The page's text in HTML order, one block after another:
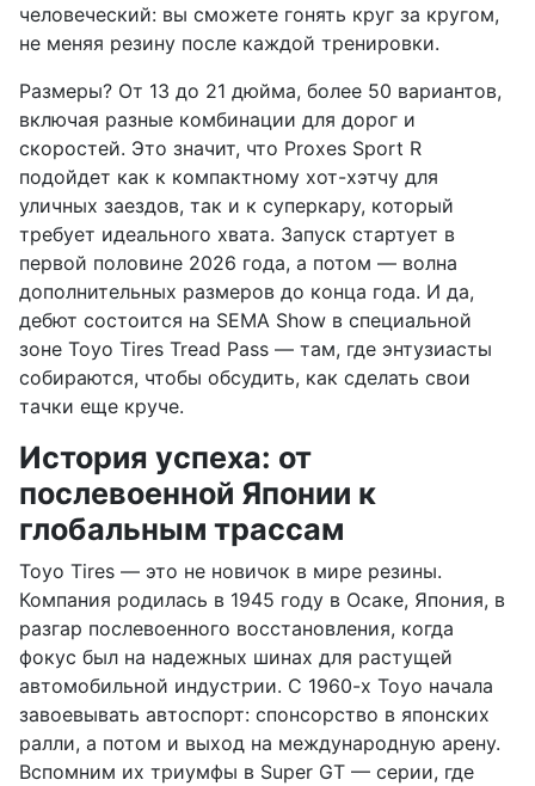
человеческий: вы сможете гонять круг за кругом,
не меняя резину после каждой тренировки.
Размеры? От 13 до 21 дюйма, более 50 вариантов,
включая разные комбинации для дорог и
скоростей. Это значит, что Proxes Sport R
подойдет как к компактному хот-хэтчу для
уличных заездов, так и к суперкару, который
требует идеального хвата. Запуск стартует в
первой половине 2026 года, а потом — волна
дополнительных размеров до конца года. И да,
дебют состоится на SEMA Show в специальной
зоне Toyo Tires Tread Pass — там, где энтузиасты
собираются, чтобы обсудить, как сделать свои
тачки еще круче.
История успеха: от
послевоенной Японии к
глобальным трассам
Toyo Tires — это не новичок в мире резины.
Компания родилась в 1945 году в Осаке, Япония, в
разгар послевоенного восстановления, когда
фокус был на надежных шинах для растущей
автомобильной индустрии. С 1960-х Toyo начала
завоевывать автоспорт: спонсорство в японских
ралли, а потом и выход на международную арену.
Вспомним их триумфы в Super GT — серии, где